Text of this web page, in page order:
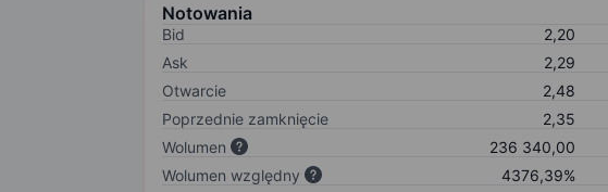
Notowania
Bid 2,20
Ask
2,29
Otwarcie
2,48
Poprzednie zamknięcie
2,35
Wolumen
236 340,00
Wolumen względny
4376,39%